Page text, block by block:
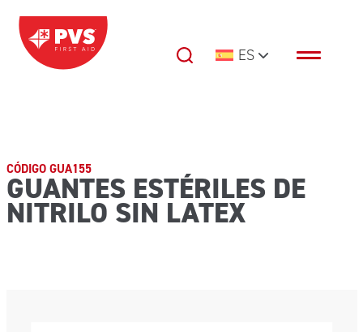
Saltar al contenido
Navegación principal ES
CÓDIGO GUA155
GUANTES ESTÉRILES DE
NITRILO SIN LATEX